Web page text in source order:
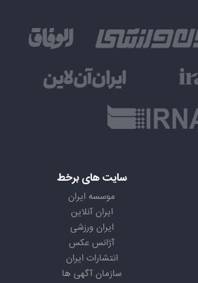
سایت های برخط
موسسه ایران
ایران آنلاین
ایران ورزشی
آژانس عکس
انتشارات ایران
سازمان آگهی ها